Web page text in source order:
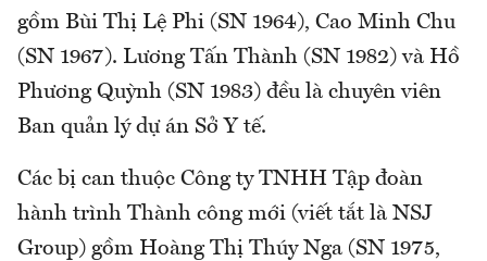
gồm Bùi Thị Lệ Phi (SN 1964), Cao Minh Chu
(SN 1967). Lương Tấn Thành (SN 1982) và Hồ
Phương Quỳnh (SN 1983) đều là chuyên viên
Ban quản lý dự án Sở Y tế.
Các bị can thuộc Công ty TNHH Tập đoàn
hành trình Thành công mới (viết tắt là NSJ
Group) gồm Hoàng Thị Thúy Nga (SN 1975,